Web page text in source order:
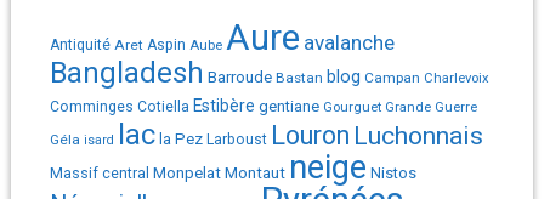
Antiquité Aret Aspin Aube Aure avalanche
Bangladesh Barroude Bastan blog Campan Charlevoix
Comminges Cotiella Estibère gentiane Gourguet Grande Guerre
Géla isard lac la Pez Larboust Louron Luchonnais
Massif central MonpelatMontaut neige Nistos